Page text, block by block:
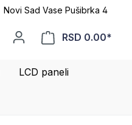
Novi Sad Vase Pušibrka 4
RSD 0.00*
LCD paneli